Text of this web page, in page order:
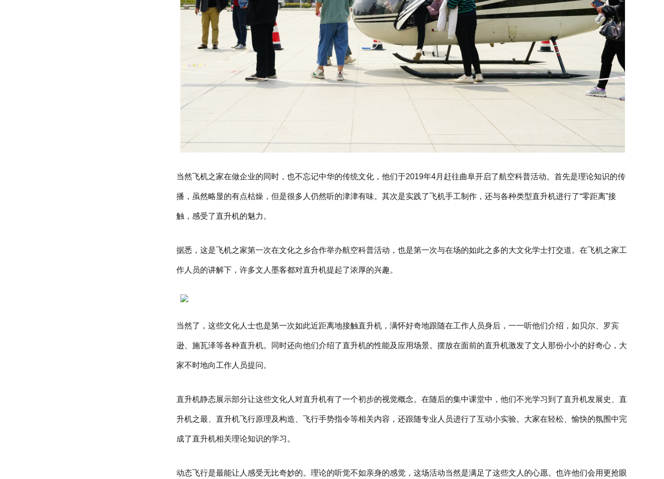
当然飞机之家在做企业的同时，也不忘记中华的传统文化，他们于2019年4月赶往曲阜开启了航空科普活动。首先是理论知识的传
播，虽然略显的有点枯燥，但是很多人仍然听的津津有味。其次是实践了飞机手工制作，还与各种类型直升机进行了“零距离”接
触，感受了直升机的魅力。
据悉，这是飞机之家第一次在文化之乡合作举办航空科普活动，也是第一次与在场的如此之多的大文化学士打交道。在飞机之家工
作人员的讲解下，许多文人墨客都对直升机提起了浓厚的兴趣。
当然了，这些文化人士也是第一次如此近距离地接触直升机，满怀好奇地跟随在工作人员身后，一一听他们介绍，如贝尔、罗宾
逊、施瓦泽等各种直升机。同时还向他们介绍了直升机的性能及应用场景。摆放在面前的直升机激发了文人那份小小的好奇心，大
家不时地向工作人员提问。
直升机静态展示部分让这些文化人对直升机有了一个初步的视觉概念。在随后的集中课堂中，他们不光学习到了直升机发展史、直
升机之最、直升机飞行原理及构造、飞行手势指令等相关内容，还跟随专业人员进行了互动小实验。大家在轻松、愉快的氛围中完
成了直升机相关理论知识的学习。
动态飞行是最能让人感受无比奇妙的。理论的听觉不如亲身的感觉，这场活动当然是满足了这些文人的心愿。也许他们会用更抢眼